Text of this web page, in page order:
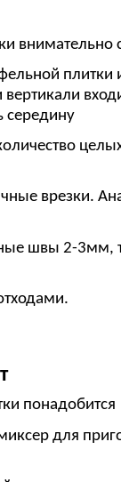
внимательно
середину
врезки.
швы 2-3мм,
понадобится
для